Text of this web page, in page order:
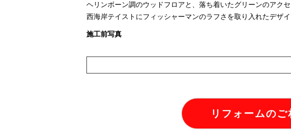
ヘリンボーン調のウッドフロアと、落ち着いたグリーンのアク
西海岸テイストにフィッシャーマンのラフさを取り入れたデザ
施工前写真
リフォームの